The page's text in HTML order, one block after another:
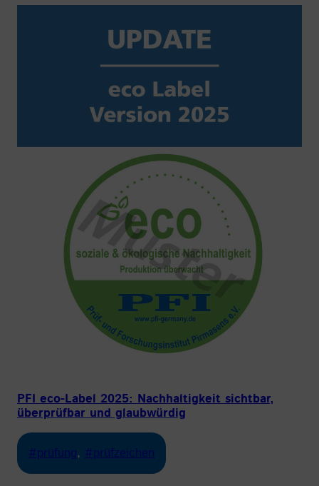
PFI eco-Label 2025: Nachhaltigkeit sichtbar,
überprüfbar und glaubwürdig
#prüfung, #prüfzeichen